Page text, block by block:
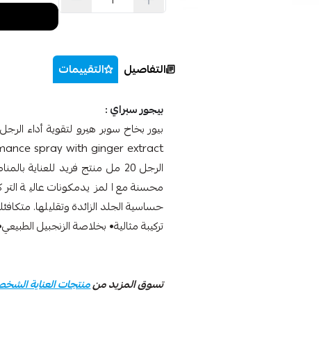
التفاصيل التقييمات
بيجور سبراي :
الرجل 20 مل منتج فريد
محسنة مع المزيدمكونات عالية
حساسية الجلد الزائدة وتقليلها.
تركيبة مثالية• بخلاصة الزنجبيل
تسوق المزيد منمنتجات العناية